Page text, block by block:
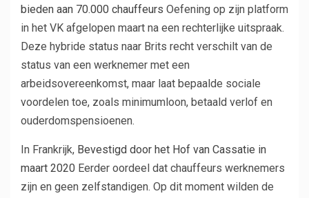
bieden aan 70.000 chauffeurs Oefening op zijn platform
in het VK afgelopen maart na een rechterlijke uitspraak.
Deze hybride status naar Brits recht verschilt van de
status van een werknemer met een
arbeidsovereenkomst, maar laat bepaalde sociale
voordelen toe, zoals minimumloon, betaald verlof en
ouderdomspensioenen.
In Frankrijk, Bevestigd door het Hof van Cassatie in
maart 2020 Eerder oordeel dat chauffeurs werknemers
zijn en geen zelfstandigen. Op dit moment wilden de